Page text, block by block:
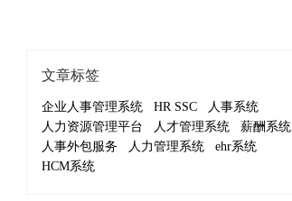
文章标签
企业人事管理系统 HR SSC
人事系统
人力资源管理平台
人才管理系统
薪酬系统
人事外包服务
人力管理系统
ehr系统
HCM系统